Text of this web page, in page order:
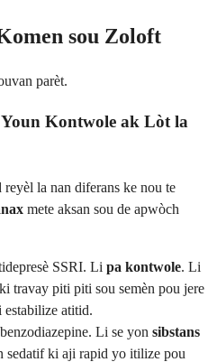
sou Zoloft
parèt.
Kontwole ak Lòt la
reyèl la nan diferans ke nou te
mete aksan sou de apwòch
SSRI. Li pa kontwole. Li
travay piti piti sou semèn pou jere
atitid.
Li se yon sibstans
sedatif ki aji rapid yo itilize pou